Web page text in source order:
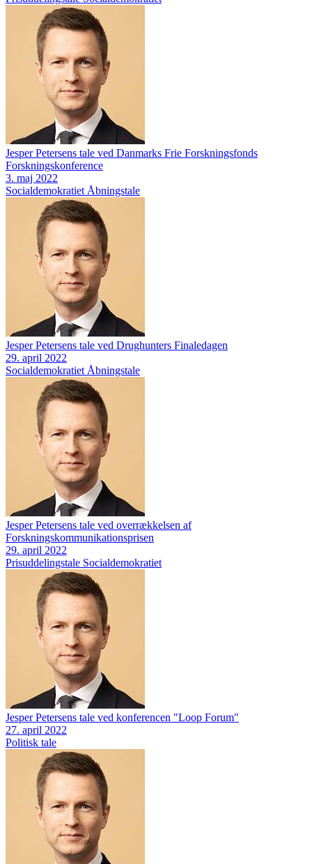
Jesper Petersens tale ved Danmarks Frie Forskningsfonds
Forskningskonference
3. maj 2022
Socialdemokratiet Åbningstale
Jesper Petersens tale ved Drughunters Finaledagen
29. april 2022
Socialdemokratiet Åbningstale
Jesper Petersens tale ved overrækkelsen af
Forskningskommunikationsprisen
29. april 2022
Prisuddelingstale Socialdemokratiet
Jesper Petersens tale ved konferencen "Loop Forum"
27. april 2022
Politisk tale